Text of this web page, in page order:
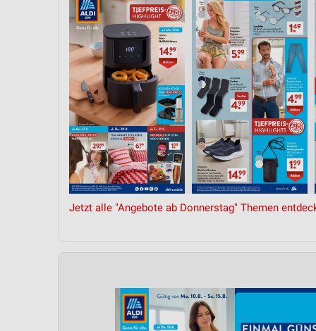
Jetzt alle "Angebote ab Donnerstag" Themen